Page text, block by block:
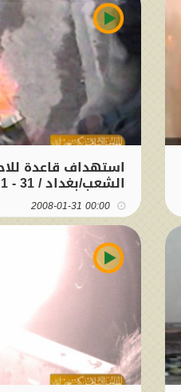
استهداف قاعدة
الشعب/بغداد / 31 - 1 -2008
00:00 2008-01-31